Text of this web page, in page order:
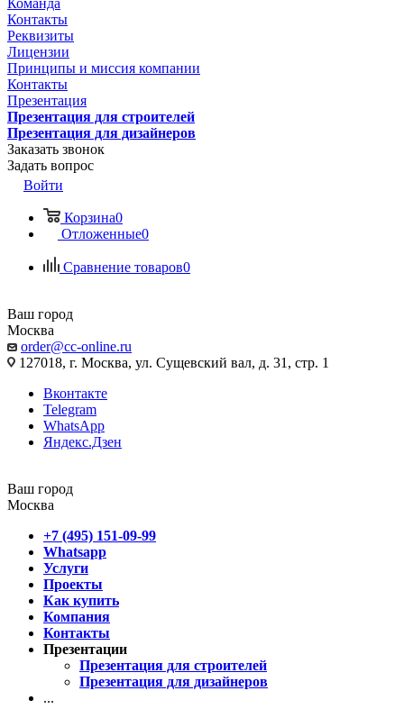
Команда
Контакты
Реквизиты
Лицензии
Принципы и миссия компании
Контакты
Презентация
Презентация для строителей
Презентация для дизайнеров
Заказать звонок
Задать вопрос
Войти
Корзина0
Отложенные0
Сравнение товаров0
Ваш город
Москва
order@cc-online.ru
127018, г. Москва, ул. Сущевский вал, д. 31, стр. 1
Вконтакте
Telegram
WhatsApp
Яндекс.Дзен
Ваш город
Москва
+7 (495) 151-09-99
Whatsapp
Услуги
Проекты
Как купить
Компания
Контакты
Презентации
Презентация для строителей
Презентация для дизайнеров
...